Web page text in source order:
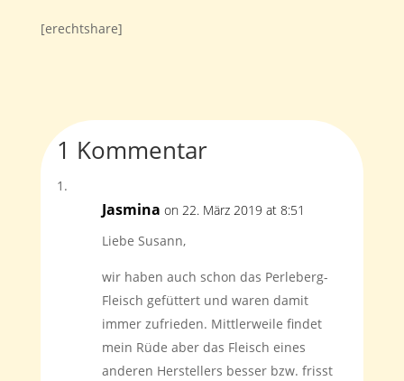
[erechtshare]
1 Kommentar
Jasmina on 22. März 2019 at 8:51
Liebe Susann,
wir haben auch schon das Perleberg-
Fleisch gefüttert und waren damit
immer zufrieden. Mittlerweile findet
mein Rüde aber das Fleisch eines
anderen Herstellers besser bzw. frisst